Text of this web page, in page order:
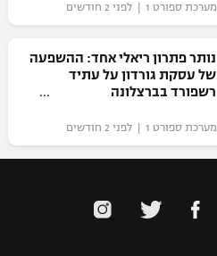
מערכת ספורט 1 | לפני 2 חודשים
נותר פתרון ריאלי אחד: ההשפעה
של עסקת גורדון על עתיד
רשפורד בברצלונה
מערכת ספורט 1 | לפני 2 חודשים